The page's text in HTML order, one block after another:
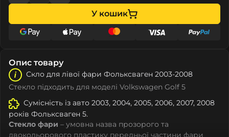
У кошик
Опис товару
Скло для лівої фари Фолькcвагeн 2003-2008
Стекло підходить для моделі Volkswagen Golf 5
Сумісність із авто 2003, 2004, 2005, 2006, 2007, 2008
років Фолькcвагeн 5.
Стекло фари – умовна назва прозорого та
двокольорового пластику передньої частини фари